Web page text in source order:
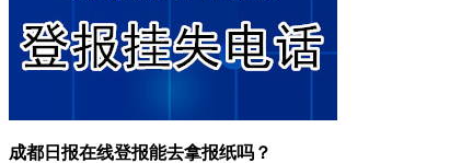
成都日报在线登报能去拿报纸吗？